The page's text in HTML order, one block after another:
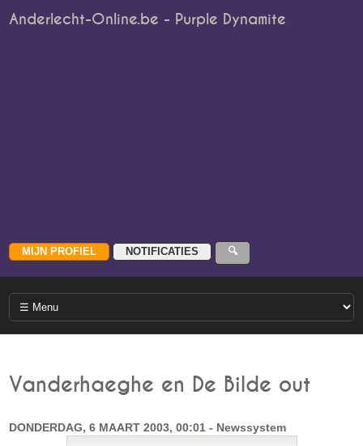
Anderlecht-Online.be - Purple Dynamite
Vanderhaeghe en De Bilde out
DONDERDAG, 6 MAART 2003, 00:01 - Newssystem